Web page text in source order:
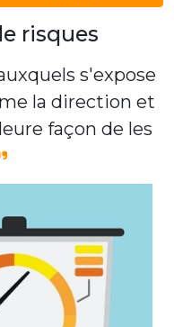
risques
s'expose
la direction et
façon de les